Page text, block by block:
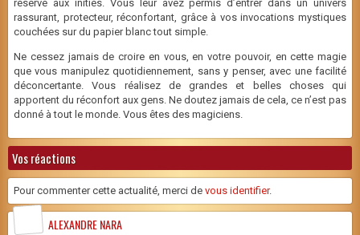
réservé aux initiés. Vous leur avez permis d’entrer dans un univers
rassurant, protecteur, réconfortant, grâce à vos invocations mystiques
couchées sur du papier blanc tout simple.
Ne cessez jamais de croire en vous, en votre pouvoir, en cette magie
que vous manipulez quotidiennement, sans y penser, avec une facilité
déconcertante. Vous réalisez de grandes et belles choses qui
apportent du réconfort aux gens. Ne doutez jamais de cela, ce n’est pas
donné à tout le monde. Vous êtes des magiciens.
Vos réactions
Pour commenter cette actualité, merci de vous identifier.
ALEXANDRE NARA